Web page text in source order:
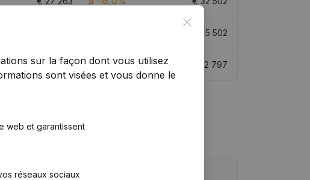
5 502
€ 35 800 -16,35% 42 797
Close
sur la façon dont vous utilisez
sont visées et vous donne le
web et garantissent
réseaux sociaux